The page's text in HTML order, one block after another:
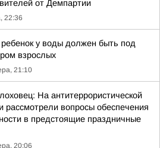
от Демпартии
22:36
у воды должен быть под
взрослых
21:10
На антитеррористической
рассмотрели вопросы обеспечения
в предстоящие праздничные
20:06